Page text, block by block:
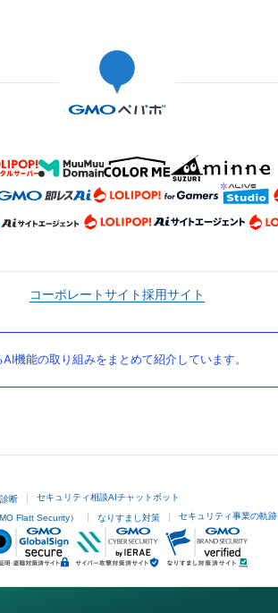
コーポレートサイト採用サイト
機能の取り組みをまとめて紹介しています。
断 セキュリティ相談AIチャットボット
Flatt Security） なりすまし対策 セキュリティ事業の軌跡